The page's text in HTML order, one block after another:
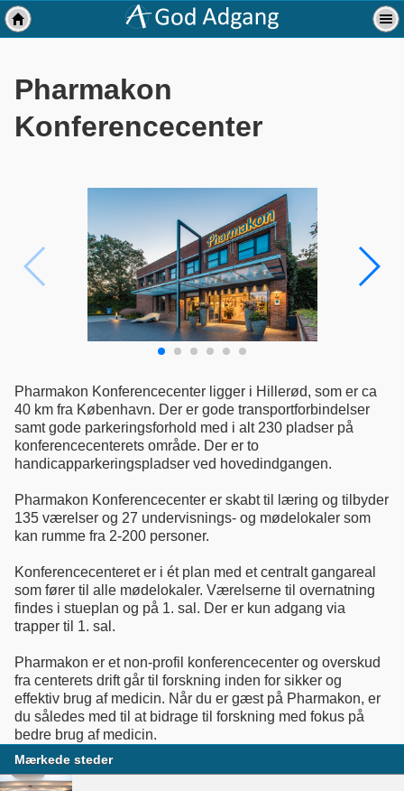
Pharmakon
Konferencecenter
Pharmakon Konferencecenter ligger i Hillerød, som er ca
40 km fra København. Der er gode transportforbindelser
samt gode parkeringsforhold med i alt 230 pladser på
konferencecenterets område. Der er to
handicapparkeringspladser ved hovedindgangen.
Pharmakon Konferencecenter er skabt til læring og tilbyder
135 værelser og 27 undervisnings- og mødelokaler som
kan rumme fra 2-200 personer.
Konferencecenteret er i ét plan med et centralt gangareal
som fører til alle mødelokaler. Værelserne til overnatning
findes i stueplan og på 1. sal. Der er kun adgang via
trapper til 1. sal.
Pharmakon er et non-profil konferencecenter og overskud
fra centerets drift går til forskning inden for sikker og
effektiv brug af medicin. Når du er gæst på Pharmakon, er
du således med til at bidrage til forskning med fokus på
bedre brug af medicin.
Mærkede steder